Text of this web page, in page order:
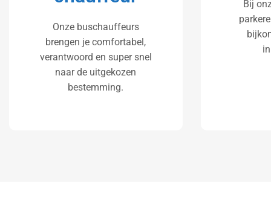
Onze buschauffeurs
brengen je comfortabel,
verantwoord en super snel
naar de uitgekozen
bestemming.
Bij